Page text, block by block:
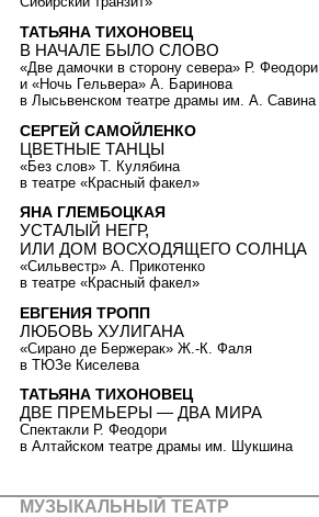
ТАТЬЯНА ТИХОНОВЕЦ
В НАЧАЛЕ БЫЛО СЛОВО
«Две дамочки в сторону севера» Р. Феодори
и «Ночь Гельвера» А. Баринова
в Лысьвенском театре драмы им. А. Савина
СЕРГЕЙ САМОЙЛЕНКО
ЦВЕТНЫЕ ТАНЦЫ
«Без слов» Т. Кулябина
в театре «Красный факел»
ЯНА ГЛЕМБОЦКАЯ
УСТАЛЫЙ НЕГР,
ИЛИ ДОМ ВОСХОДЯЩЕГО СОЛНЦА
«Сильвестр» А. Прикотенко
в театре «Красный факел»
ЕВГЕНИЯ ТРОПП
ЛЮБОВЬ ХУЛИГАНА
«Сирано де Бержерак» Ж.-К. Фаля
в ТЮЗе Киселева
ТАТЬЯНА ТИХОНОВЕЦ
ДВЕ ПРЕМЬЕРЫ — ДВА МИРА
Спектакли Р. Феодори
в Алтайском театре драмы им. Шукшина
МУЗЫКАЛЬНЫЙ ТЕАТР